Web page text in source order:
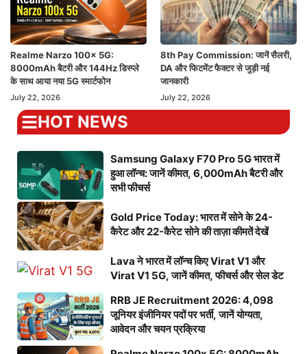
Realme Narzo 100x 5G:
8000mAh बैटरी और 144Hz डिस्प्ले
के साथ आया नया 5G स्मार्टफोन
July 22, 2026
8th Pay Commission: जानें सैलरी,
DA और फिटमेंट फैक्टर से जुड़ी नई
जानकारी
July 22, 2026
HOT NEWS
Samsung Galaxy F70 Pro 5G भारत में
हुआ लॉन्च: जानें कीमत, 6,000mAh बैटरी और
सभी फीचर्स
Gold Price Today: भारत में सोने के 24-
कैरेट और 22-कैरेट सोने की ताज़ा कीमतें देखें
Lava ने भारत में लॉन्च किए Virat V1 और
Virat V1 5G, जानें कीमत, फीचर्स और सेल डेट
RRB JE Recruitment 2026: 4,098
जूनियर इंजीनियर पदों पर भर्ती, जानें योग्यता,
आवेदन और चयन प्रक्रिया